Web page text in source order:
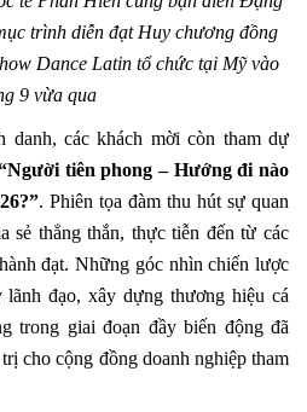
trình diễn đạt Huy chương đồng
Dance Latin tổ chức tại Mỹ vào
9 vừa qua
các khách mời còn tham dự
tiên phong – Hướng đi nào
. Phiên tọa đàm thu hút sự quan
sẻ thẳng thắn, thực tiễn đến từ các
đạt. Những góc nhìn chiến lược
đạo, xây dựng thương hiệu cá
trong giai đoạn đầy biến động đã
cho cộng đồng doanh nghiệp tham